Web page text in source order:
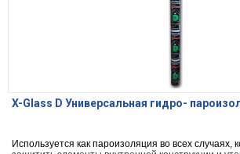
X-Glass D Универсальная гидро-
Используется как пароизоляция во всех случаях,